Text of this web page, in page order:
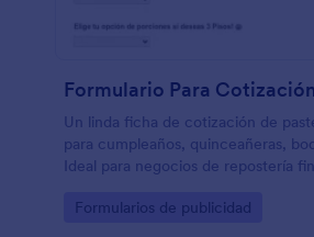
Un linda ficha de cotización de
para cumpleaños, quinceañeras,
Ideal para negocios de repostería
porciones, temática deseada, etc
Go to Category:
Formularios de publicidad